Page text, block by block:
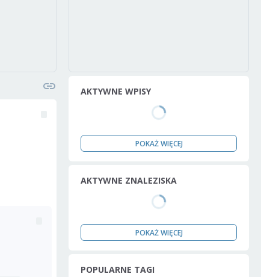
AKTYWNE WPISY
POKAŻ WIĘCEJ
AKTYWNE ZNALEZISKA
POKAŻ WIĘCEJ
POPULARNE TAGI